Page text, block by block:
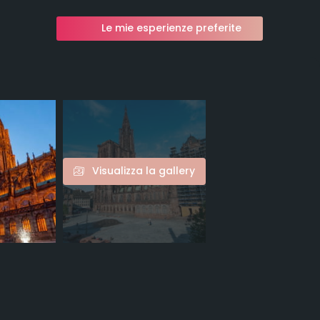
Le mie esperienze preferite
Visualizza la gallery